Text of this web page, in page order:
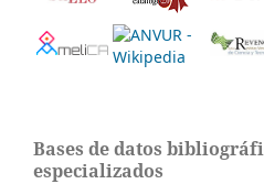
Bases de datos
especializados